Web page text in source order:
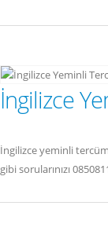
İngilizce
İngilizce yeminli
gibi sorularınızı